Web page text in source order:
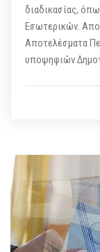
διαδικασίας,
Εσωτερικών.
Αποτελέσματα
υποψηφιών